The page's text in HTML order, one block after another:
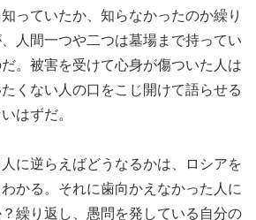
っていたか、知らなかったのか繰り
人間一つや二つは墓場まで持ってい
。被害を受けて心身が傷ついた人は
くない人の口をこじ開けて語らせる
はずだ。
に逆らえばどうなるかは、ロシアを
かる。それに歯向かえなかった人に
繰り返し、愚問を発している自分の